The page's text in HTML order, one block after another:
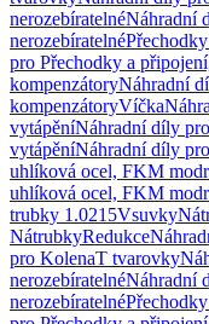
nerozebíratelnéNáhradní
nerozebíratelné
pro Přechodky a
kompenzátoryNáhradní
kompenzátoryVíčka
vytápěníNáhradní díly
vytápěníNáhradní díly
uhlíková ocel, FKM
uhlíková ocel, FKM
trubky 1.0215Vsuvky
NátrubkyRedukce
pro KolenaT tvarovky
nerozebíratelnéNáhradní
nerozebíratelné